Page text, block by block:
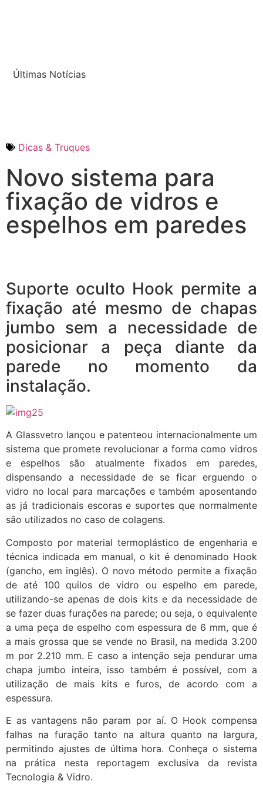
Últimas Notícias
Dicas & Truques
Novo sistema para
fixação de vidros e
espelhos em paredes
Suporte oculto Hook permite a
fixação até mesmo de chapas
jumbo sem a necessidade de
posicionar a peça diante da
parede no momento da
instalação.
A Glassvetro lançou e patenteou internacionalmente um
sistema que promete revolucionar a forma como vidros
e espelhos são atualmente fixados em paredes,
dispensando a necessidade de se ficar erguendo o
vidro no local para marcações e também aposentando
as já tradicionais escoras e suportes que normalmente
são utilizados no caso de colagens.
Composto por material termoplástico de engenharia e
técnica indicada em manual, o kit é denominado Hook
(gancho, em inglês). O novo método permite a fixação
de até 100 quilos de vidro ou espelho em parede,
utilizando-se apenas de dois kits e da necessidade de
se fazer duas furações na parede; ou seja, o equivalente
a uma peça de espelho com espessura de 6 mm, que é
a mais grossa que se vende no Brasil, na medida 3.200
m por 2.210 mm. E caso a intenção seja pendurar uma
chapa jumbo inteira, isso também é possível, com a
utilização de mais kits e furos, de acordo com a
espessura.
E as vantagens não param por aí. O Hook compensa
falhas na furação tanto na altura quanto na largura,
permitindo ajustes de última hora. Conheça o sistema
na prática nesta reportagem exclusiva da revista
Tecnologia & Vidro.